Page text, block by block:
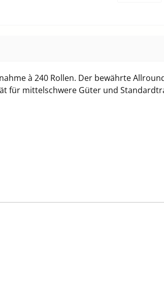
à 240 Rollen. Der bewährte
für mittelschwere Güter und